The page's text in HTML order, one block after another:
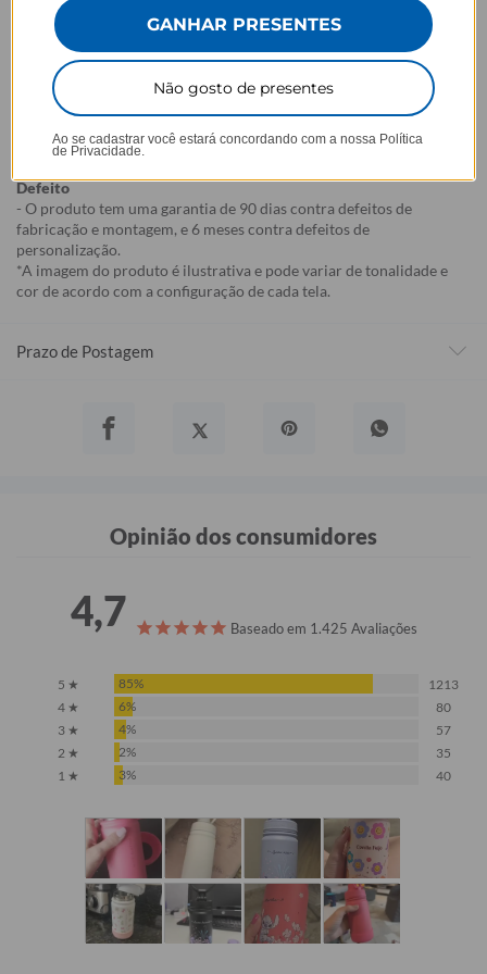
selecionada,
mesmo quando não há customização com nome
- Por isso, é super importante conferir com atenção todos os
detalhes antes de finalizar a compra, como modelo, estampa e
variações escolhidas.
- Após o início da produção,não é possível realizar
cancelamentos ou alterações
, pois o produto não pode retornar
ao estoque.
Defeito
- O produto tem uma garantia de 90 dias contra defeitos de
fabricação e montagem, e 6 meses contra defeitos de
personalização.
*A imagem do produto é ilustrativa e pode variar de tonalidade e
cor de acordo com a configuração de cada tela.
Prazo de Postagem
Opinião dos consumidores
4,7 Baseado em 1.425 Avaliações
5 ★ 85%
1213
4 ★
6%
80
3 ★
4%
57
2 ★
2%
35
1 ★
3% 40
GANHAR PRESENTES
Não gosto de presentes
Ao se cadastrar você estará concordando com a nossa Política
de Privacidade.